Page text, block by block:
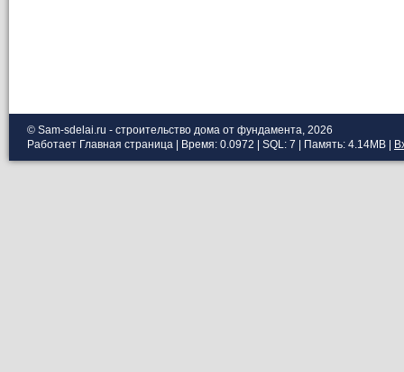
© Sam-sdelai.ru - строительство дома от фундамента, 2026
Работает Главная страница | Время: 0.0972 | SQL: 7 | Память: 4.14MB